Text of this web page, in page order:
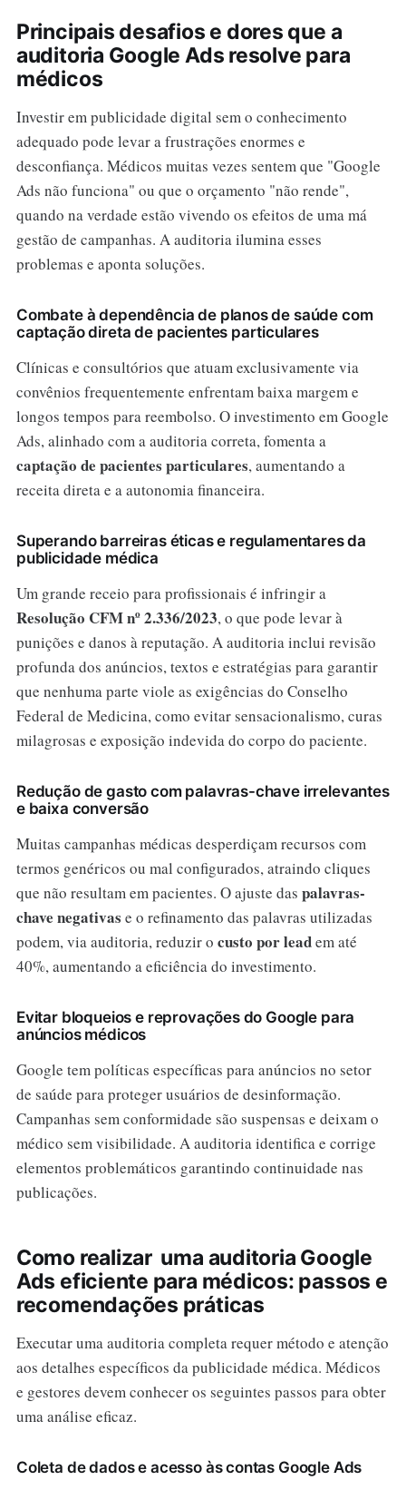
Principais desafios e dores que a
auditoria Google Ads resolve para
médicos
Investir em publicidade digital sem o conhecimento
adequado pode levar a frustrações enormes e
desconfiança. Médicos muitas vezes sentem que "Google
Ads não funciona" ou que o orçamento "não rende",
quando na verdade estão vivendo os efeitos de uma má
gestão de campanhas. A auditoria ilumina esses
problemas e aponta soluções.
Combate à dependência de planos de saúde com
captação direta de pacientes particulares
Clínicas e consultórios que atuam exclusivamente via
convênios frequentemente enfrentam baixa margem e
longos tempos para reembolso. O investimento em Google
Ads, alinhado com a auditoria correta, fomenta a
captação de pacientes particulares, aumentando a
receita direta e a autonomia financeira.
Superando barreiras éticas e regulamentares da
publicidade médica
Um grande receio para profissionais é infringir a
Resolução CFM nº 2.336/2023, o que pode levar à
punições e danos à reputação. A auditoria inclui revisão
profunda dos anúncios, textos e estratégias para garantir
que nenhuma parte viole as exigências do Conselho
Federal de Medicina, como evitar sensacionalismo, curas
milagrosas e exposição indevida do corpo do paciente.
Redução de gasto com palavras-chave irrelevantes
e baixa conversão
Muitas campanhas médicas desperdiçam recursos com
termos genéricos ou mal configurados, atraindo cliques
que não resultam em pacientes. O ajuste das palavras-
chave negativas e o refinamento das palavras utilizadas
podem, via auditoria, reduzir o custo por leadem até
40%, aumentando a eficiência do investimento.
Evitar bloqueios e reprovações do Google para
anúncios médicos
Google tem políticas específicas para anúncios no setor
de saúde para proteger usuários de desinformação.
Campanhas sem conformidade são suspensas e deixam o
médico sem visibilidade. A auditoria identifica e corrige
elementos problemáticos garantindo continuidade nas
publicações.
Como realizar uma auditoria Google
Ads eficiente para médicos: passos e
recomendações práticas
Executar uma auditoria completa requer método e atenção
aos detalhes específicos da publicidade médica. Médicos
e gestores devem conhecer os seguintes passos para obter
uma análise eficaz.
Coleta de dados e acesso às contas Google Ads